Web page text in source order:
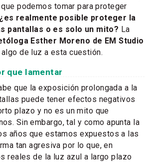
podemos tomar para proteger
¿es realmente posible proteger la
pantallas o es solo un mito? La
Esther Moreno de EM Studio
algo de luz a esta cuestión.
que lamentar
que la exposición prolongada a la
puede tener efectos negativos
plazo y no es un mito que
Sin embargo, tal y como apunta la
años que estamos expuestos a las
tan agresiva por lo que, en
reales de la luz azul a largo plazo